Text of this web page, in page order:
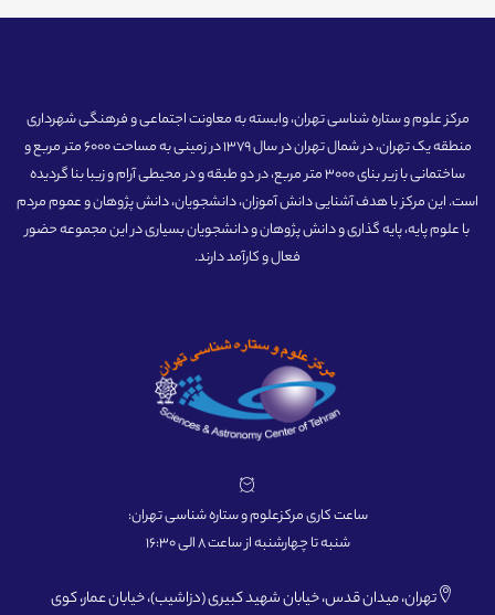
مرکز علوم و ستاره شناسی تهران، وابسته به معاونت اجتماعی و فرهنگی شهرداری
منطقه یک تهران، در شمال تهران در سال 1379 در زمینی به مساحت 6000 متر مربع و
ساختمانی با زیر بنای 3000 متر مربع، در دو طبقه و در محیطی آرام و زیبا بنا گردیده
است. این مرکز با هدف آشنایی دانش آموزان، دانشجویان، دانش پژوهان و عموم مردم
با علوم پایه، پایه گذاری و دانش پژوهان و دانشجویان بسیاری در این مجموعه حضور
فعال و کارآمد دارند.
ساعت کاری مرکزعلوم و ستاره شناسی تهران:
شنبه تا چهارشنبه از ساعت 8 الی 16:30
تهران، میدان قدس، خیابان شهید کبیری (دزاشیب)، خیابان عمار، کوی